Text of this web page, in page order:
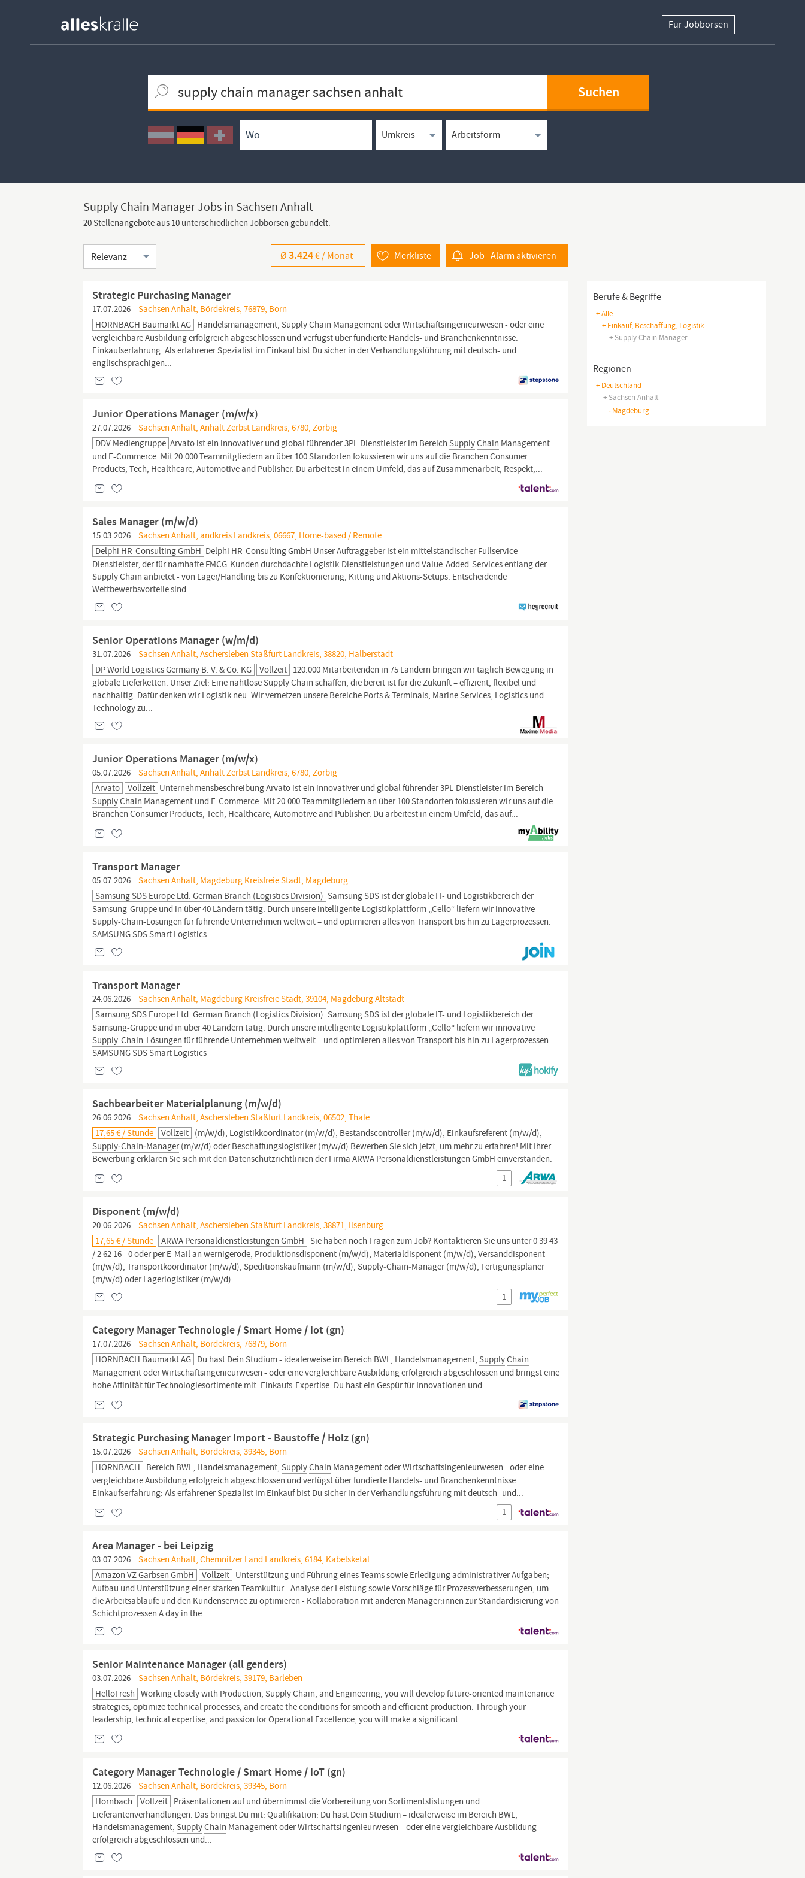
Für Jobbörsen
Ortssuche
Umkreissuche
Arbeitsform
Berufe & Begriffe
+ Alle
+ Einkauf, Beschaffung, Logistik
+ Supply Chain Manager
Regionen
+ Deutschland
+ Sachsen Anhalt
-Magdeburg
Supply Chain Manager Jobs in Sachsen Anhalt
20 Stellenangebote aus 10 unterschiedlichen Jobbörsen gebündelt.
Sortierung Job- Alarmaktivieren
Merkliste
Ø3.424€ / Monat
Strategic Purchasing Manager
17.07.2026
Sachsen Anhalt, Bördekreis, 76879, Born
HORNBACH Baumarkt AG Handelsmanagement, SupplyChain Management oder Wirtschaftsingenieurwesen - oder eine
vergleichbare Ausbildung erfolgreich abgeschlossen und verfügst über fundierte Handels- und Branchenkenntnisse.
Einkaufserfahrung: Als erfahrener Spezialist im Einkauf bist Du sicher in der Verhandlungsführung mit deutsch- und
englischsprachigen...
Junior Operations Manager (m/w/x)
27.07.2026
Sachsen Anhalt, Anhalt Zerbst Landkreis, 6780, Zörbig
DDV Mediengruppe Arvato ist ein innovativer und global führender 3PL-Dienstleister im Bereich SupplyChain Management
und E-Commerce. Mit 20.000 Teammitgliedern an über 100 Standorten fokussieren wir uns auf die Branchen Consumer
Products, Tech, Healthcare, Automotive and Publisher. Du arbeitest in einem Umfeld, das auf Zusammenarbeit, Respekt,...
Sales Manager (m/w/d)
15.03.2026
Sachsen Anhalt, andkreis Landkreis, 06667, Home-based / Remote
Delphi HR-Consulting GmbH Delphi HR-Consulting GmbH Unser Auftraggeber ist ein mittelständischer Fullservice-
Dienstleister, der für namhafte FMCG-Kunden durchdachte Logistik-Dienstleistungen und Value-Added-Services entlang der
SupplyChain anbietet - von Lager/Handling bis zu Konfektionierung, Kitting und Aktions-Setups. Entscheidende
Wettbewerbsvorteile sind...
Senior Operations Manager (w/m/d)
31.07.2026
Sachsen Anhalt, Aschersleben Staßfurt Landkreis, 38820, Halberstadt
DP World Logistics Germany B. V. & Co. KG
Vollzeit 120.000 Mitarbeitenden in 75 Ländern bringen wir täglich Bewegung in
globale Lieferketten. Unser Ziel: Eine nahtlose SupplyChain schaffen, die bereit ist für die Zukunft – effizient, flexibel und
nachhaltig. Dafür denken wir Logistik neu. Wir vernetzen unsere Bereiche Ports & Terminals, Marine Services, Logistics und
Technology zu...
Junior Operations Manager (m/w/x)
05.07.2026
Sachsen Anhalt, Anhalt Zerbst Landkreis, 6780, Zörbig
Arvato
Vollzeit Unternehmensbeschreibung Arvato ist ein innovativer und global führender 3PL-Dienstleister im Bereich
SupplyChain Management und E-Commerce. Mit 20.000 Teammitgliedern an über 100 Standorten fokussieren wir uns auf die
Branchen Consumer Products, Tech, Healthcare, Automotive and Publisher. Du arbeitest in einem Umfeld, das auf...
Transport Manager
05.07.2026
Sachsen Anhalt, Magdeburg Kreisfreie Stadt, Magdeburg
Samsung SDS Europe Ltd. German Branch (Logistics Division) Samsung SDS ist der globale IT- und Logistikbereich der
Samsung-Gruppe und in über 40 Ländern tätig. Durch unsere intelligente Logistikplattform „Cello“ liefern wir innovative
Supply-Chain-Lösungen für führende Unternehmen weltweit – und optimieren alles von Transport bis hin zu Lagerprozessen.
SAMSUNG SDS Smart Logistics
Transport Manager
24.06.2026
Sachsen Anhalt, Magdeburg Kreisfreie Stadt, 39104, Magdeburg Altstadt
Samsung SDS Europe Ltd. German Branch (Logistics Division) Samsung SDS ist der globale IT- und Logistikbereich der
Samsung-Gruppe und in über 40 Ländern tätig. Durch unsere intelligente Logistikplattform „Cello“ liefern wir innovative
Supply-Chain-Lösungen für führende Unternehmen weltweit – und optimieren alles von Transport bis hin zu Lagerprozessen.
SAMSUNG SDS Smart Logistics
Sachbearbeiter Materialplanung (m/w/d)
26.06.2026
Sachsen Anhalt, Aschersleben Staßfurt Landkreis, 06502, Thale
17,65 € / Stunde
Vollzeit (m/w/d), Logistikkoordinator (m/w/d), Bestandscontroller (m/w/d), Einkaufsreferent (m/w/d),
Supply‑Chain‑Manager(m/w/d) oder Beschaffungslogistiker (m/w/d) Bewerben Sie sich jetzt, um mehr zu erfahren! Mit Ihrer
Bewerbung erklären Sie sich mit den Datenschutzrichtlinien der Firma ARWA Personaldienstleistungen GmbH einverstanden.
1
Disponent (m/w/d)
20.06.2026
Sachsen Anhalt, Aschersleben Staßfurt Landkreis, 38871, Ilsenburg
17,65 € / Stunde
ARWA Personaldienstleistungen GmbH Sie haben noch Fragen zum Job? Kontaktieren Sie uns unter 0 39 43
/ 2 62 16 - 0 oder per E-Mail an wernigerode, Produktionsdisponent (m/w/d), Materialdisponent (m/w/d), Versanddisponent
(m/w/d), Transportkoordinator (m/w/d), Speditionskaufmann (m/w/d), Supply‑Chain‑Manager(m/w/d), Fertigungsplaner
(m/w/d) oder Lagerlogistiker (m/w/d)
1
Category Manager Technologie / Smart Home / Iot (gn)
17.07.2026
Sachsen Anhalt, Bördekreis, 76879, Born
HORNBACH Baumarkt AG Du hast Dein Studium - idealerweise im Bereich BWL, Handelsmanagement, SupplyChain
Management oder Wirtschaftsingenieurwesen - oder eine vergleichbare Ausbildung erfolgreich abgeschlossen und bringst eine
hohe Affinität für Technologiesortimente mit. Einkaufs-Expertise: Du hast ein Gespür für Innovationen und
Strategic Purchasing Manager Import - Baustoffe / Holz (gn)
15.07.2026
Sachsen Anhalt, Bördekreis, 39345, Born
HORNBACH Bereich BWL, Handelsmanagement, SupplyChain Management oder Wirtschaftsingenieurwesen - oder eine
vergleichbare Ausbildung erfolgreich abgeschlossen und verfügst über fundierte Handels- und Branchenkenntnisse.
Einkaufserfahrung: Als erfahrener Spezialist im Einkauf bist Du sicher in der Verhandlungsführung mit deutsch- und...
1
Area Manager - bei Leipzig
03.07.2026
Sachsen Anhalt, Chemnitzer Land Landkreis, 6184, Kabelsketal
Amazon VZ Garbsen GmbH
Vollzeit Unterstützung und Führung eines Teams sowie Erledigung administrativer Aufgaben;
Aufbau und Unterstützung einer starken Teamkultur - Analyse der Leistung sowie Vorschläge für Prozessverbesserungen, um
die Arbeitsabläufe und den Kundenservice zu optimieren - Kollaboration mit anderen Manager:innen zur Standardisierung von
Schichtprozessen A day in the...
Senior Maintenance Manager (all genders)
03.07.2026
Sachsen Anhalt, Bördekreis, 39179, Barleben
HelloFresh Working closely with Production, SupplyChain, and Engineering, you will develop future-oriented maintenance
strategies, optimize technical processes, and create the conditions for smooth and efficient production. Through your
leadership, technical expertise, and passion for Operational Excellence, you will make a significant...
Category Manager Technologie / Smart Home / IoT (gn)
12.06.2026
Sachsen Anhalt, Bördekreis, 39345, Born
Hornbach
Vollzeit Präsentationen auf und übernimmst die Vorbereitung von Sortimentslistungen und
Lieferantenverhandlungen. Das bringst Du mit: Qualifikation: Du hast Dein Studium – idealerweise im Bereich BWL,
Handelsmanagement, SupplyChain Management oder Wirtschaftsingenieurwesen – oder eine vergleichbare Ausbildung
erfolgreich abgeschlossen und...